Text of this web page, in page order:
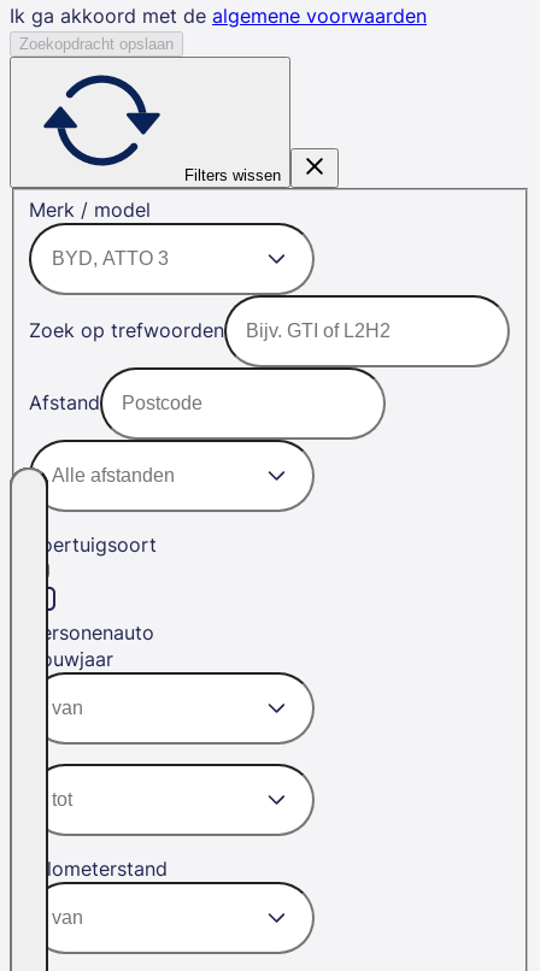
Ik ga akkoord met de algemene voorwaarden
Zoekopdracht opslaan
Filters wissen
Merk / model
Zoek op trefwoorden
Afstand
Voertuigsoort
Personenauto
Bouwjaar
Kilometerstand